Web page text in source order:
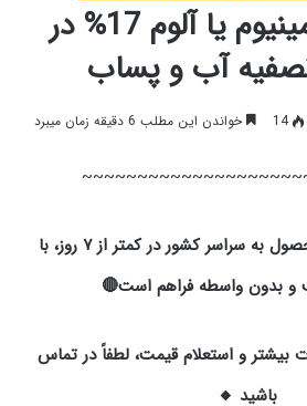
سولفات آلومینیوم یا آلوم 17% در
آب و پساب
14 خواندن این مطلب 6 دقیقه زمان میبرد
🔴امکان ارسال این محصول به سراسر کشور در کمتر از ۷ روز، با
بدون واسطه فراهم است🔴
بیشتر و استعلام قیمت، لطفاً در تماس
باشید 🔸